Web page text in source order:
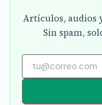
Artículos, audios
Sin spam,